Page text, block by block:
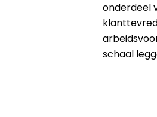
onderdeel
schaal